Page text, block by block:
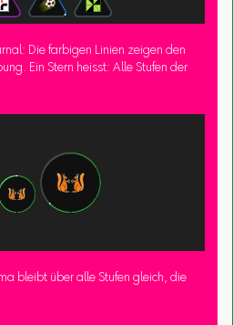
Die farbigen Linien zeigen den
Ein Stern heisst: Alle Stufen der
bleibt über alle Stufen gleich, die